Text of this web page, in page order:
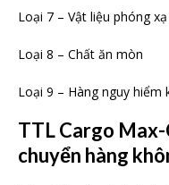
Loại 7 – Vật liệu phóng xạ
Loại 8 – Chất ăn mòn
Loại 9 – Hàng nguy hiểm
TTL Cargo
chuyển hàng